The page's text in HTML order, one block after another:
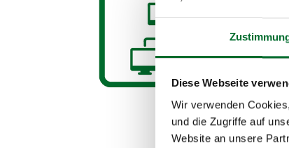
Diese Webseite
Wir verwenden
und die Zugriffe auf
Website an unsere